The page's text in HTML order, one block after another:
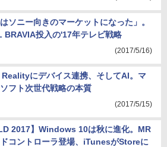
はソニー向きのマーケットになった」。
BRAVIA投入の'17年テレビ戦略
(2017/5/16)
にデバイス連携、そしてAI。マ
フト次世代戦略の本質
(2017/5/15)
2017】Windows 10は秋に進化。MR
コントローラ登場、iTunesがStoreに